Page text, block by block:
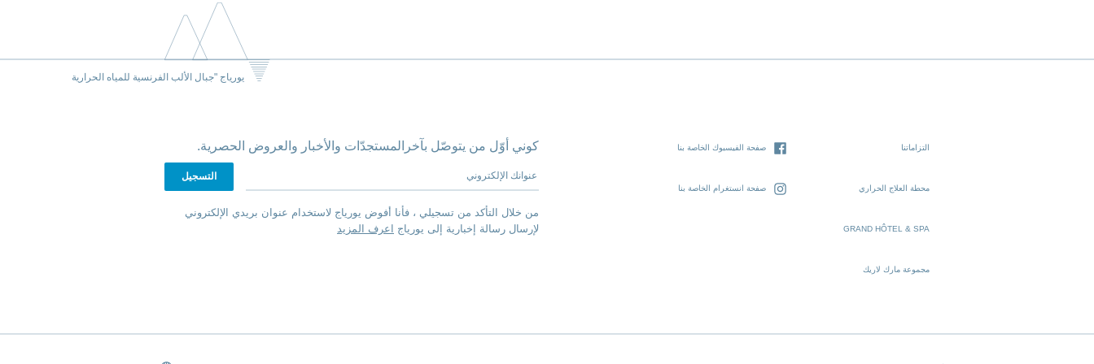
يورياج "جبال الألب الفرنسية للمياه الحرارية
التزاماتنا
محطة العلاج الحراري
GRAND HÔTEL & SPA
مجموعة مارك لاريك
صفحة الفيسبوك الخاصة بنا
صفحة انستغرام الخاصة بنا
كوني أوّل من يتوصّل بآخرالمستجدّات والأخبار والعروض الحصرية.
عنوانك الإلكتروني
من خلال التأكد من تسجيلي ، فأنا أفوض يورياج لاستخدام عنوان بريدي الإلكتروني
لإرسال رسالة إخبارية إلى يورياج
اعرف المزيد